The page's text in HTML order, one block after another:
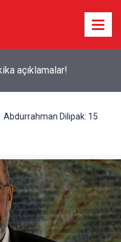
açıklamalar!
Abdurrahman Dilipak: 15